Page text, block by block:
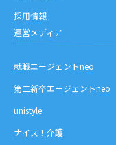
採用情報
運営メディア
就職エージェントneo
第二新卒エージェントneo
unistyle
ナイス！介護